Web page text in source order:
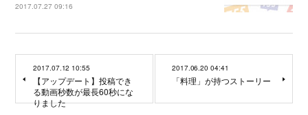
2017.07.27 09:16
2017.07.12 10:55
【アップデート】投稿でき
る動画秒数が最長60秒にな
りました
2017.06.20 04:41
「料理」が持つストーリー